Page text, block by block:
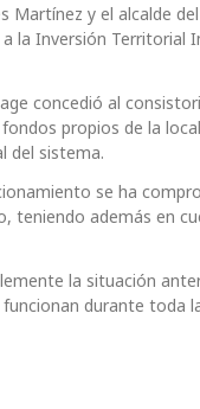
Martínez y el alcalde
la Inversión Territorial
concedió al
propios de la
del sistema.
se ha
teniendo además en
la situación
durante toda